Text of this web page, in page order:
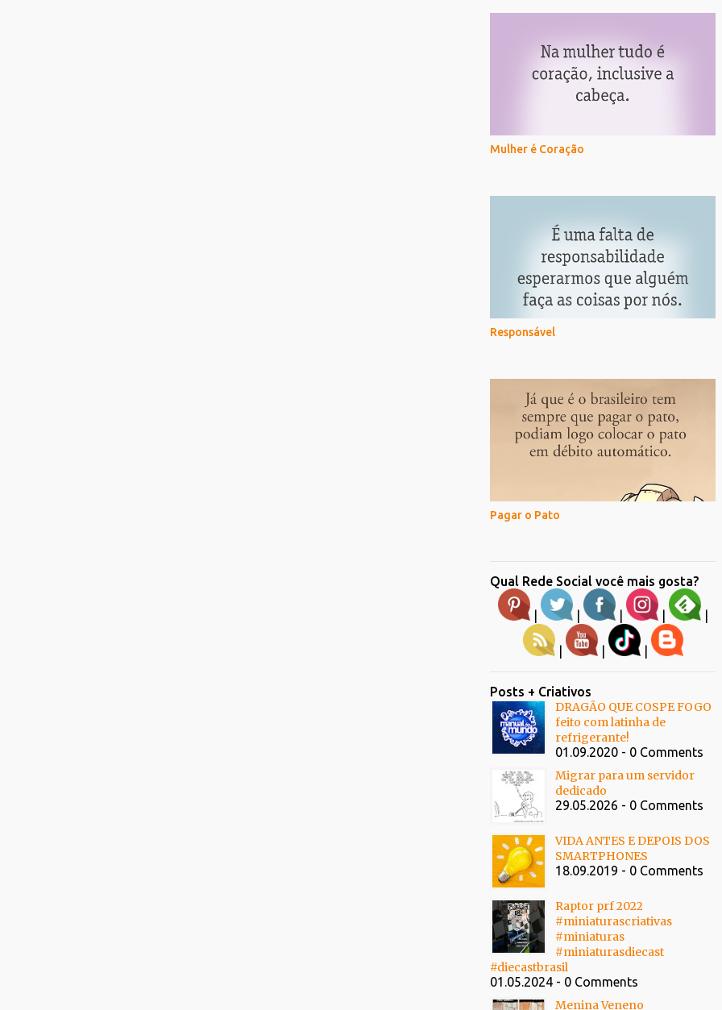
Mulher é Coração
Responsável
Pagar o Pato
Qual Rede Social você mais gosta?
| | | | |
| | |
Posts + Criativos
DRAGÃO QUE COSPE FOGO
feito com latinha de
refrigerante!
01.09.2020 - 0 Comments
Migrar para um servidor
dedicado
29.05.2026 - 0 Comments
VIDA ANTES E DEPOIS DOS
SMARTPHONES
18.09.2019 - 0 Comments
Raptor prf 2022
#miniaturascriativas
#miniaturas
#miniaturasdiecast
#diecastbrasil
01.05.2024 - 0 Comments
Menina Veneno